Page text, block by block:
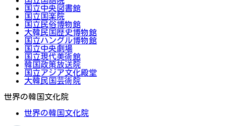
国立中央図書館
国立国楽院
国立民俗博物館
大韓民国歴史博物館
国立ハングル博物館
国立中央劇場
国立現代美術館
韓国政策放送院
国立アジア文化殿堂
大韓民国芸術院
世界の韓国文化院
世界の韓国文化院